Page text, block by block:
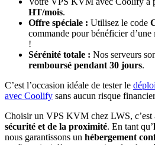
HT/mois.
Offre spéciale : Utilisez le code
commande pour bénéficier d’une
!
Sérénité totale : Nos serveurs
remboursé pendant 30 jours.
C’est l’occasion idéale de tester le
avec Coolify sans aucun risque
Choisir un VPS KVM chez LWS, c’est
sécurité et de la proximité. En tant qu’
nous garantissons un hébergement